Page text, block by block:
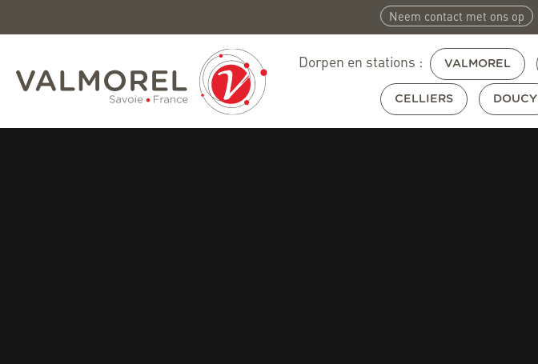
Neem contact met ons op
Dorpen en stations : VALMOREL
CELLIERS DOUCY